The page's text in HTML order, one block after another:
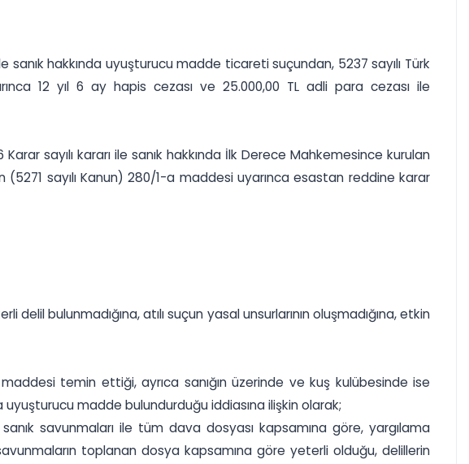
sanık hakkında uyuşturucu madde ticareti suçundan, 5237 sayılı Türk
12 yıl 6 ay hapis cezası ve 25.000,00 TL adli para cezası ile
sayılı kararı ile sanık hakkında İlk Derece Mahkemesince kurulan
(5271 sayılı Kanun) 280/1-a maddesi uyarınca esastan reddine karar
bulunmadığına, atılı suçun yasal unsurlarının oluşmadığına, etkin
temin ettiği, ayrıca sanığın üzerinde ve kuş kulübesinde ise
madde bulundurduğu iddiasına ilişkin olarak;
savunmaları ile tüm dava dosyası kapsamına göre, yargılama
toplanan dosya kapsamına göre yeterli olduğu, delillerin